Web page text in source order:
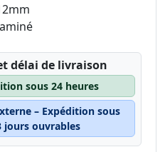
délai de livraison
sous 24 heures
– Expédition sous
jours ouvrables